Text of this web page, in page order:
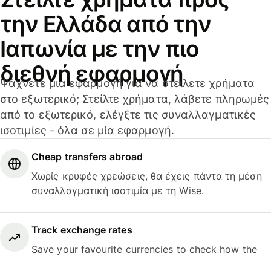
την Ελλάδα από την
Ιαπωνία με την πιο
διεθνή εφαρμογή
Ψάχνετε μια εφαρμογή για να στείλετε χρήματα
στο εξωτερικό; Στείλτε χρήματα, λάβετε πληρωμές
από το εξωτερικό, ελέγξτε τις συναλλαγματικές
ισοτιμίες - όλα σε μία εφαρμογή.
Cheap transfers abroad
Χωρίς κρυφές χρεώσεις, θα έχεις πάντα τη μέση
συναλλαγματική ισοτιμία με τη Wise.
Track exchange rates
Save your favourite currencies to check how the